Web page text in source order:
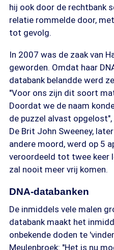
hij ook door de rechtbank
relatie rommelde door,
tot gevolg.
In 2007 was de zaak van
geworden. Omdat haar
databank belandde werd
"Voor ons zijn dit soort
Doordat we de naam
de puzzel alvast
De Brit John Sweeney,
andere moord, werd op 5
veroordeeld tot twee keer
zal nooit meer vrij komen.
DNA-databanken
De inmiddels vele malen
databank maakt het
onbekende doden te
Meulenbroek: "Het is nu